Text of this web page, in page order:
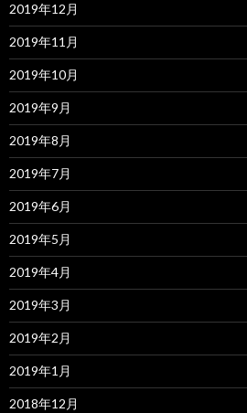
2019年12月
2019年11月
2019年10月
2019年9月
2019年8月
2019年7月
2019年6月
2019年5月
2019年4月
2019年3月
2019年2月
2019年1月
2018年12月